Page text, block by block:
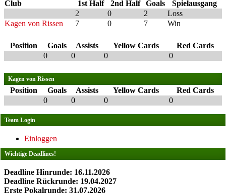
Club 1st Half 2nd Half Goals
Spielausgang
2
0 2
Loss
Kagen von Rissen
7 0 7 Win
Position Goals Assists Yellow Cards
Red Cards
0
0 0 0
Kagen von Rissen
Position Goals Assists Yellow Cards
Red Cards
0
0 0 0
Team Login
Einloggen
Wichtige Deadlines!
Deadline Hinrunde: 16.11.2026
Deadline Rückrunde: 19.04.2027
Erste Pokalrunde: 31.07.2026